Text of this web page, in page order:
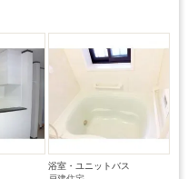
浴室・ユニットバス